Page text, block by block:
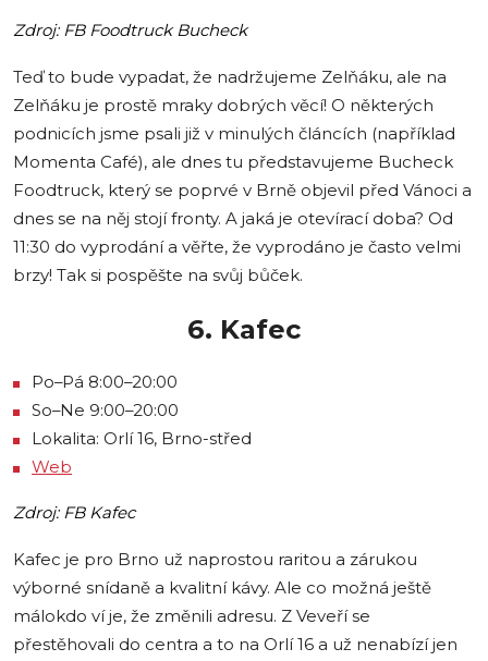
Zdroj: FB Foodtruck Bucheck
Teď to bude vypadat, že nadržujeme Zelňáku, ale na
Zelňáku je prostě mraky dobrých věcí! O některých
podnicích jsme psali již v minulých článcích (například
Momenta Café), ale dnes tu představujeme Bucheck
Foodtruck, který se poprvé v Brně objevil před Vánoci a
dnes se na něj stojí fronty. A jaká je otevírací doba? Od
11:30 do vyprodání a věřte, že vyprodáno je často velmi
brzy! Tak si pospěšte na svůj bůček.
6. Kafec
Po–Pá 8:00–20:00
So–Ne 9:00–20:00
Lokalita: Orlí 16, Brno-střed
Web
Zdroj: FB Kafec
Kafec je pro Brno už naprostou raritou a zárukou
výborné snídaně a kvalitní kávy. Ale co možná ještě
málokdo ví je, že změnili adresu. Z Veveří se
přestěhovali do centra a to na Orlí 16 a už nenabízí jen